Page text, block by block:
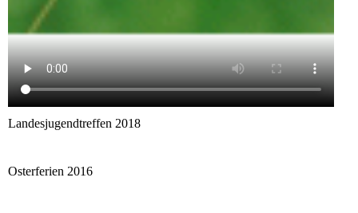
Landesjugendtreffen 2018
Osterferien 2016